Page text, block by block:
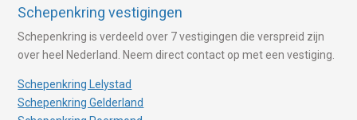
Schepenkring vestigingen
Schepenkring is verdeeld over 7 vestigingen die verspreid zijn
over heel Nederland. Neem direct contact op met een vestiging.
Schepenkring Lelystad
Schepenkring Gelderland